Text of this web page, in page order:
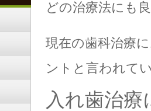
どの治療法にも
現在の歯科治療
ントと言われて
入れ歯治